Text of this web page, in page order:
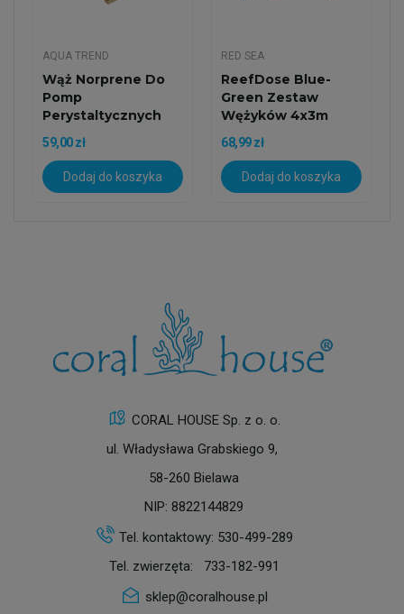
AQUA TREND
Wąż Norprene Do
Pomp
Perystaltycznych
1.6/1.6mm
59,00 zł
Dodaj do koszyka
RED SEA
ReefDose Blue-
Green Zestaw
Wężyków 4x3m
68,99 zł
Dodaj do koszyka
CORAL HOUSE Sp. z o. o.
ul. Władysława Grabskiego 9,
58-260 Bielawa
NIP: 8822144829
Tel. kontaktowy: 530-499-289
Tel. zwierzęta: 733-182-991
sklep@coralhouse.pl